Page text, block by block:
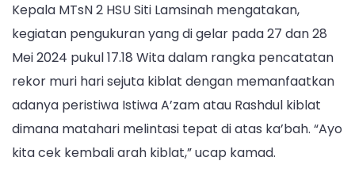
Kiblat
Kepala MTsN 2 HSU Siti Lamsinah mengatakan,
kegiatan pengukuran yang di gelar pada 27 dan 28
Mei 2024 pukul 17.18 Wita dalam rangka pencatatan
rekor muri hari sejuta kiblat dengan memanfaatkan
adanya peristiwa Istiwa A’zam atau Rashdul kiblat
dimana matahari melintasi tepat di atas ka’bah. “Ayo
kita cek kembali arah kiblat,” ucap kamad.